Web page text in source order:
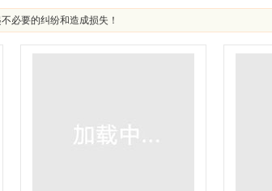
必要的纠纷和造成损失！